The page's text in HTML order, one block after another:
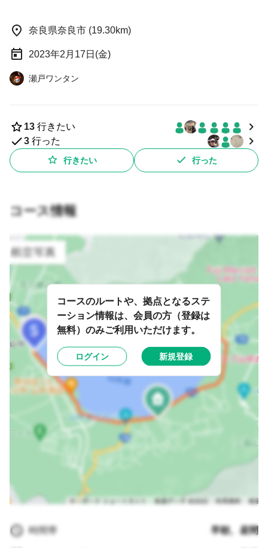
奈良県奈良市 (19.30km)
2023年2月17日(金)
瀬戸ワンタン
13 行きたい
3 行った
行きたい 行った
コース情報
時間帯 早朝、昼間
コースのルートや、拠点となるステ
ーション情報は、会員の方（登録は
無料）のみご利用いただけます。
ログイン 新規登録